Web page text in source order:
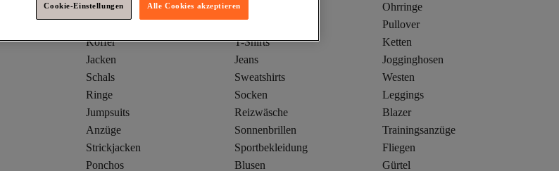
Winterjacken Kleider
Ohrringe
Pullover
Koffer
T-Shirts
Ketten
Jacken
Jeans
Jogginghosen
Schals
Sweatshirts
Westen
Ringe
Socken
Leggings
Jumpsuits
Reizwäsche
Blazer
Anzüge
Sonnenbrillen
Trainingsanzüge
Strickjacken
Sportbekleidung
Fliegen
Ponchos
Blusen
Gürtel
Cookie-Einstellungen Alle Cookies akzeptieren